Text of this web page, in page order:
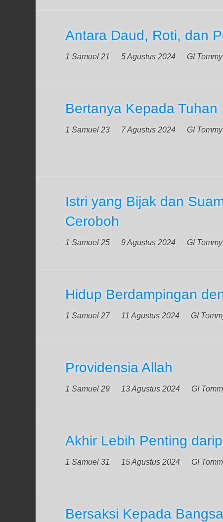
Antara Daud, Roti, dan
1 Samuel 21 5 Agustus 2024 GI
Bertanya Kepada Tuhan
1 Samuel 23 7 Agustus 2024 GI
Istri yang Bijak dan
Ceroboh
1 Samuel 25 9 Agustus 2024 GI
Hidup Berdampingan
1 Samuel 27 11 Agustus 2024 GI
Providensia Allah
1 Samuel 29 13 Agustus 2024 GI
Akhir Lebih Penting
1 Samuel 31 15 Agustus 2024 GI
Bersaksi Kepada